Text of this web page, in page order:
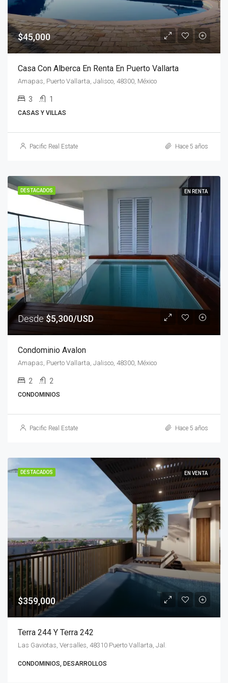
$45,000
Casa Con Alberca En Renta En Puerto Vallarta
Amapas, Puerto Vallarta, Jalisco, 48300, México
3 1
CASAS Y VILLAS
Pacific Real Estate Hace 5 años
DESTACADOS EN RENTA
Desde$5,300/USD
Condominio Avalon
Amapas, Puerto Vallarta, Jalisco, 48300, México
2 2
CONDOMINIOS
Pacific Real Estate Hace 5 años
DESTACADOS EN VENTA
$359,000
Terra 244 Y Terra 242
Las Gaviotas, Versalles, 48310 Puerto Vallarta, Jal.
CONDOMINIOS, DESARROLLOS